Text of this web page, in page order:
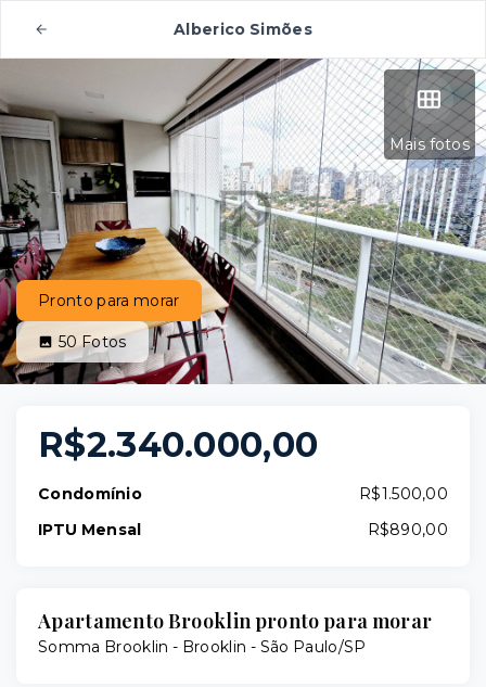
Alberico Simões
Mais fotos
Pronto para morar
50Fotos
R$2.340.000,00
Condomínio
R$1.500,00
IPTU Mensal
R$890,00
Apartamento Brooklin pronto para morar
Somma Brooklin - Brooklin - São Paulo/SP